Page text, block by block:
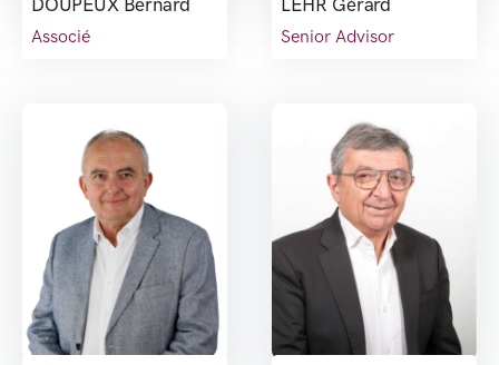
DOUPEUX Bernard
Associé
LEHR Gérard
Senior Advisor